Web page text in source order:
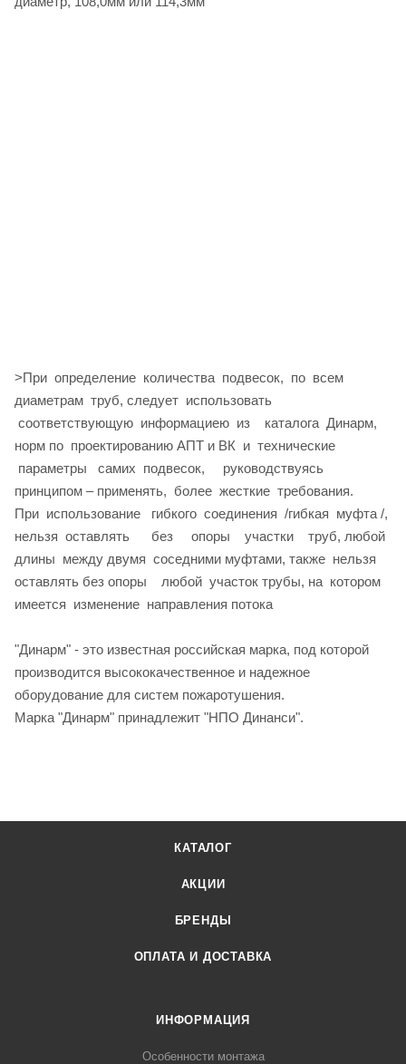
>При определение количества подвесок, по всем
диаметрам труб, следует использовать
соответствующую информациею из каталога Динарм,
норм по проектированию АПТ и ВК и технические
параметры самих подвесок, руководствуясь
принципом – применять, более жесткие требования.
При использование гибкого соединения /гибкая муфта /,
нельзя оставлять без опоры участки труб, любой
длины между двумя соседними муфтами, также нельзя
оставлять без опоры любой участок трубы, на котором
имеется изменение направления потока
"Динарм" - это известная российская марка, под которой
производится высококачественное и надежное
оборудование для систем пожаротушения.
Марка "Динарм" принадлежит "НПО Динанси".
КАТАЛОГ
АКЦИИ
БРЕНДЫ
ОПЛАТА И ДОСТАВКА
ИНФОРМАЦИЯ
Особенности монтажа